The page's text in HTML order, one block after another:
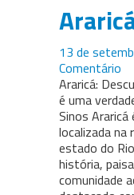
13 de
Comentário
Araricá:
é uma
Sinos Araricá
localizada na
estado do
história,
comunidade